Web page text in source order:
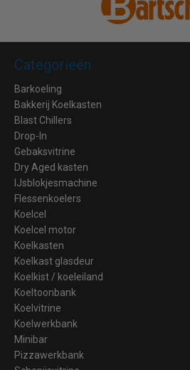
Categorieën
Barkoeling
Bakkerij Koelkasten
Blast Chillers
Drop-In
Gebaksvitrine
Dry Aged kasten
IJsblokjesmachine
Flessenkoelers
Koelcel
Koelcel motor
Koelkasten
Koelkast glasdeur
Koelkist / koeleiland
Koeltoonbank
Koelvitrine
Koelwerkbank
Minibar
Pizzawerkbank